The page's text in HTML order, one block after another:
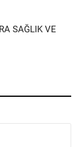
SAĞLIK VE